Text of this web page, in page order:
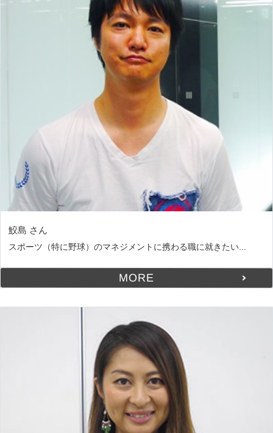
鮫島 さん
スポーツ（特に野球）のマネジメントに携わる職に就きたい...
MORE